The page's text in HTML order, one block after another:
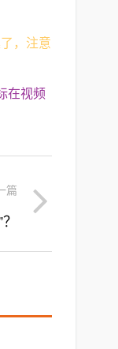
，注意
在视频
篇